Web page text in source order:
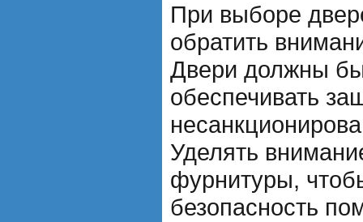
При выборе
обратить
Двери должны
обеспечивать
Уделять
фурнитуры,
безопасность